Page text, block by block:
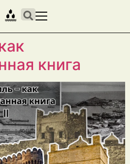
книга